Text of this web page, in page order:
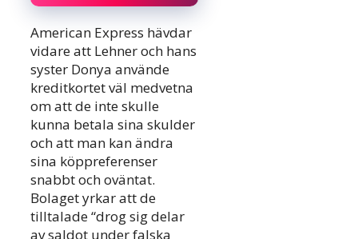
American Express hävdar
vidare att Lehner och hans
syster Donya använde
kreditkortet väl medvetna
om att de inte skulle
kunna betala sina skulder
och att man kan ändra
sina köppreferenser
snabbt och oväntat.
Bolaget yrkar att de
tilltalade “drog sig delar
av saldot under falska